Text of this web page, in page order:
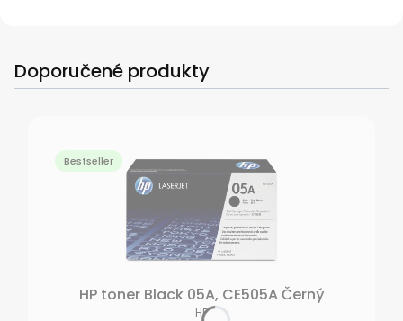
Doporučené produkty
Bestseller
HP toner Black 05A, CE505A Černý
VÝROBCE
HP